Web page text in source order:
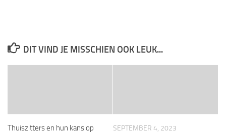
DIT VIND JE MISSCHIEN OOK LEUK...
Thuiszitters en hun kans op
SEPTEMBER 4, 2023